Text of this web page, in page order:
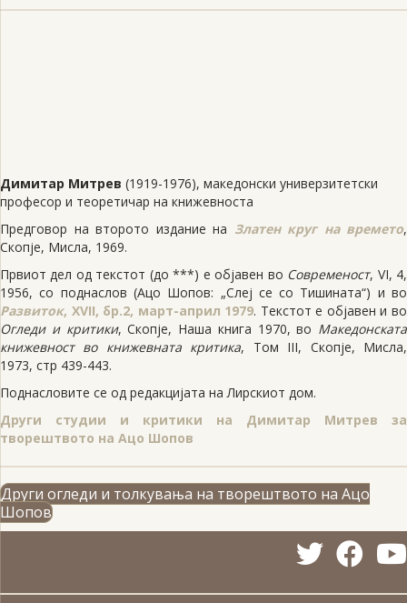
Димитар Митрев (1919-1976), македонски универзитетски
професор и теоретичар на книжевноста
Предговор на второто издание на Златен круг на времето,
Скопје, Мисла, 1969.
Првиот дел од текстот (до ***) е објавен во Современост, VI, 4,
1956, со поднаслов (Ацо Шопов: „Слеј се со Тишината“) и во
Развиток, XVII, бр.2, март-април 1979. Текстот e објавен и во
Огледи и критики, Скопје, Наша книга 1970, во Македонската
книжевност во книжевната критика, Том III, Скопје, Мисла,
1973, стр 439-443.
Поднасловите се од редакцијата на Лирскиот дом.
Други студии и критики на Димитар Митрев за
творештвото на Ацо Шопов
Други огледи и толкувања на творештвото на Ацо
Шопов